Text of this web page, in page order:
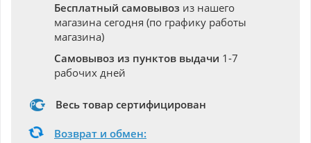
Бесплатный самовывоз из нашего
магазина сегодня (по графику работы
магазина)
Самовывоз из пунктов выдачи 1-7
рабочих дней
Весь товар сертифицирован
Возврат и обмен: